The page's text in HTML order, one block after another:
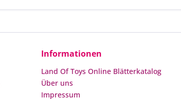
Informationen
Land Of Toys Online Blätterkatalog
Über uns
Impressum